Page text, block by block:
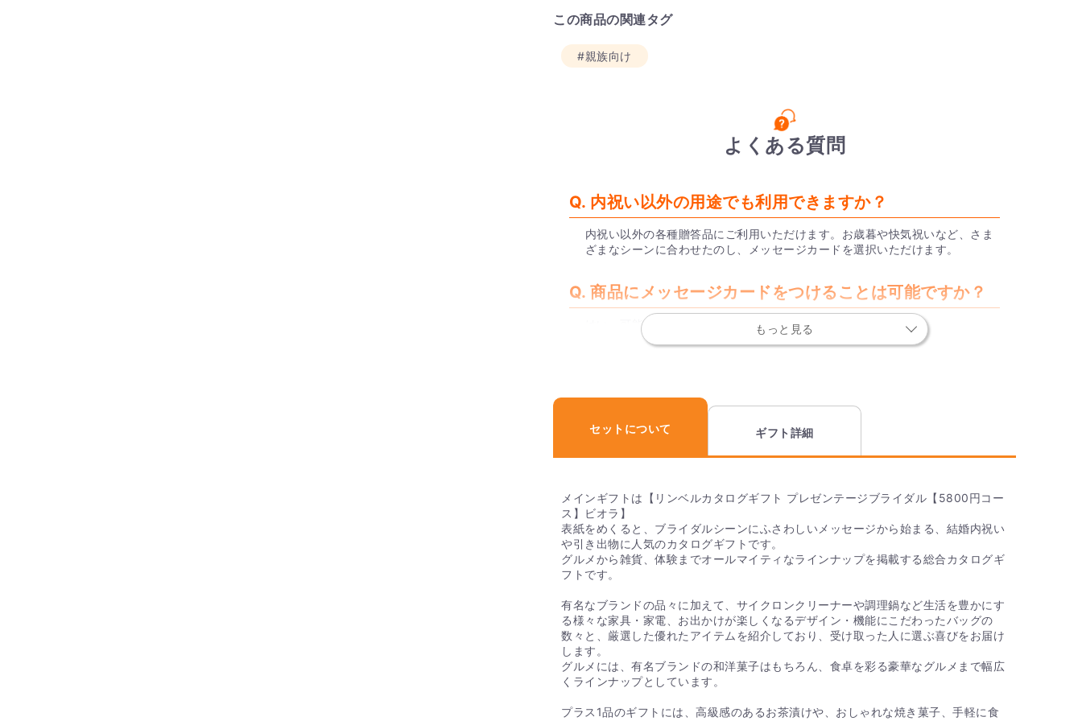
この商品の関連タグ
#親族向け
よくある質問
Q. 内祝い以外の用途でも利用できますか？
内祝い以外の各種贈答品にご利用いただけます。お歳暮や快気祝いなど、さま
ざまなシーンに合わせたのし、メッセージカードを選択いただけます。
Q. 商品にメッセージカードをつけることは可能ですか？
はい、可能です。
内祝いセットには無料でメッセージカードをお付けしており、ショッピングカ
Q. 送料はいくらかかりますか？
内祝いセットは全商品、全国送料無料となっております。
Q. おすすめの内祝いセットはありますか？
PIARYオリジナルの「王妃のタオル THE QUEEN’S TOWEL バスタオル」の内
祝いセットがおすすめです。 見た目、肌触りだけでなく、吸水性に優れたタオ
ルです。パッケージは、ネイビーを基調とした高級感のあるデザインで、目上
の方や友人問わず喜ばれる商品となっております。
Q. 直送でギフトを贈ったとき、価格がわかるようなもの
は入っていますか？
直送ギフトの場合、贈り先様へ商品明細書等が送られることはございません。
もっと見る
セットについて ギフト詳細
メインギフトは【リンベルカタログギフト プレゼンテージブライダル【5800円コー
ス】ビオラ】
表紙をめくると、ブライダルシーンにふさわしいメッセージから始まる、結婚内祝い
や引き出物に人気のカタログギフトです。
グルメから雑貨、体験までオールマイティなラインナップを掲載する総合カタログギ
フトです。
有名なブランドの品々に加えて、サイクロンクリーナーや調理鍋など生活を豊かにす
る様々な家具・家電、お出かけが楽しくなるデザイン・機能にこだわったバッグの
数々と、厳選した優れたアイテムを紹介しており、受け取った人に選ぶ喜びをお届け
します。
グルメには、有名ブランドの和洋菓子はもちろん、食卓を彩る豪華なグルメまで幅広
くラインナップとしています。
プラス1品のギフトには、高級感のあるお茶漬けや、おしゃれな焼き菓子、手軽に食